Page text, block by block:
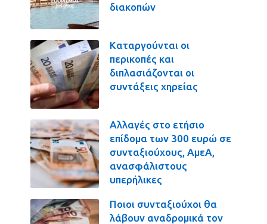
διακοπών
Καταργούνται οι
περικοπές και
διπλασιάζονται οι
συντάξεις χηρείας
Αλλαγές στο ετήσιο
επίδομα των 300 ευρώ σε
συνταξιούχους, ΑμεΑ,
ανασφάλιστους
υπερήλικες
Ποιοι συνταξιούχοι θα
λάβουν αναδρομικά τον